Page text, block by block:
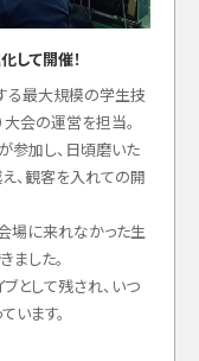
して開催！
る最大規模の学生技
大会の運営を担当。
参加し、日頃磨いた
、観客を入れての開
場に来れなかった生
ました。
として残され、いつ
います。